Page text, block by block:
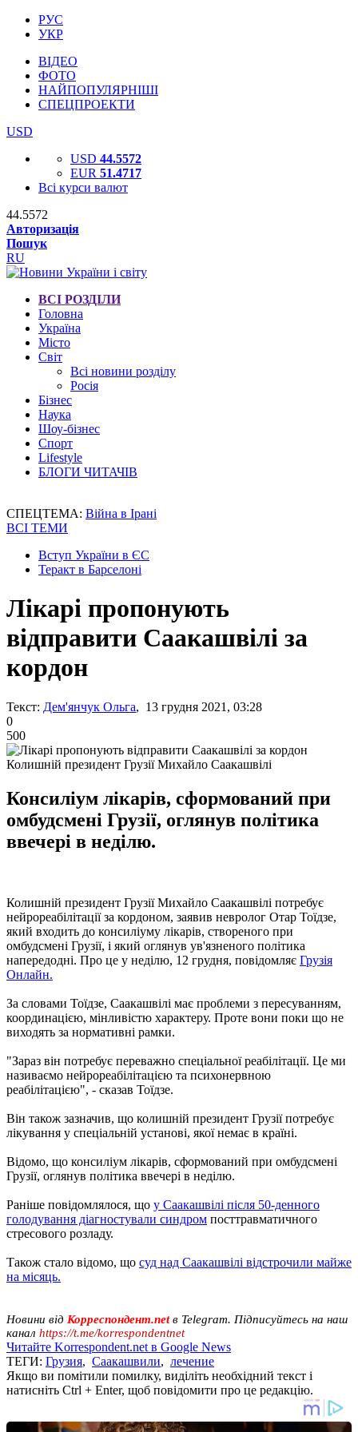
РУС
УКР
ВІДЕО
ФОТО
НАЙПОПУЛЯРНІШІ
СПЕЦПРОЕКТИ
USD
USD 44.5572
EUR 51.4717
Всі курси валют
44.5572
Авторизація
Пошук
RU
ВСІ РОЗДІЛИ
Головна
Україна
Місто
Світ
Всі новини розділу
Росія
Бізнес
Наука
Шоу-бізнес
Спорт
Lifestyle
БЛОГИ ЧИТАЧІВ
СПЕЦТЕМА: Війна в Ірані
ВСІ ТЕМИ
Вступ України в ЄС
Теракт в Барселоні
Лікарі пропонують
відправити Саакашвілі за
кордон
Текст: Дем'янчук Ольга, 13 грудня 2021, 03:28
0
500
Колишній президент Грузії Михайло Саакашвілі
Консиліум лікарів, сформований при
омбудсмені Грузії, оглянув політика
ввечері в неділю.
Колишній президент Грузії Михайло Саакашвілі потребує
нейрореабілітації за кордоном, заявив невролог Отар Тоїдзе,
який входить до консиліуму лікарів, створеного при
омбудсмені Грузії, і який оглянув ув'язненого політика
напередодні. Про це у неділю, 12 грудня, повідомляє Грузія
Онлайн.
За словами Тоїдзе, Саакашвілі має проблеми з пересуванням,
координацією, мінливістю характеру. Проте вони поки що не
виходять за нормативні рамки.
"Зараз він потребує переважно спеціальної реабілітації. Це ми
називаємо нейрореабілітацією та психонервною
реабілітацією", - сказав Тоїдзе.
Він також зазначив, що колишній президент Грузії потребує
лікування у спеціальній установі, якої немає в країні.
Відомо, що консиліум лікарів, сформований при омбудсмені
Грузії, оглянув політика ввечері в неділю.
Раніше повідомлялося, що у Саакашвілі після 50-денного
голодування діагностували синдром посттравматичного
стресового розладу.
Також стало відомо, що суд над Саакашвілі відстрочили майже
на місяць.
Новини від Корреспондент.netв Telegram. Підписуйтесь на наш
канал https://t.me/korrespondentnet
Читайте Korrespondent.net в Google News
ТЕГИ: Грузия, Саакашвили, лечение
Якщо ви помітили помилку, виділіть необхідний текст і
натисніть Ctrl + Enter, щоб повідомити про це редакцію.